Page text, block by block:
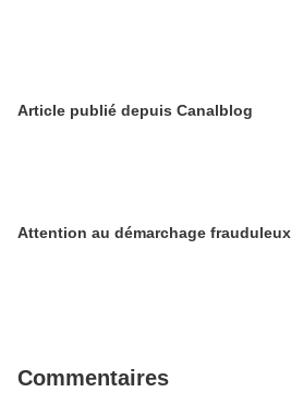
Article publié depuis Canalblog
Attention au démarchage frauduleux
Commentaires